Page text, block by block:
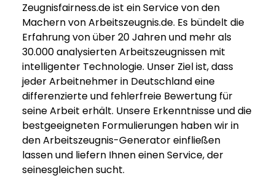
Zeugnisfairness.de ist ein Service von den
Machern von Arbeitszeugnis.de. Es bündelt die
Erfahrung von über 20 Jahren und mehr als
30.000 analysierten Arbeitszeugnissen mit
intelligenter Technologie. Unser Ziel ist, dass
jeder Arbeitnehmer in Deutschland eine
differenzierte und fehlerfreie Bewertung für
seine Arbeit erhält. Unsere Erkenntnisse und die
bestgeeigneten Formulierungen haben wir in
den Arbeitszeugnis-Generator einfließen
lassen und liefern Ihnen einen Service, der
seinesgleichen sucht.